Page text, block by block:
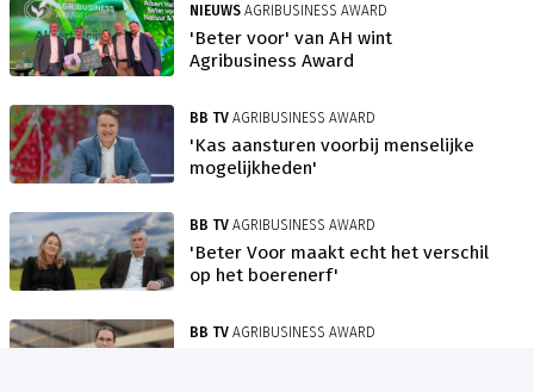
NIEUWS AGRIBUSINESS AWARD
'Beter voor' van AH wint
Agribusiness Award
BB TV AGRIBUSINESS AWARD
'Kas aansturen voorbij menselijke
mogelijkheden'
BB TV AGRIBUSINESS AWARD
'Beter Voor maakt echt het verschil
op het boerenerf'
BB TV AGRIBUSINESS AWARD